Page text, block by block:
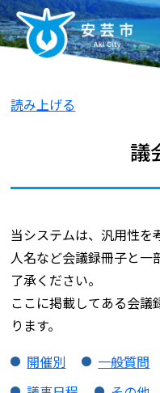
読み上げる
議
当システムは、汎用性を
人名など会議録冊子と一
了承ください。
ここに掲載してある会議
ります。
開催別
一般質問